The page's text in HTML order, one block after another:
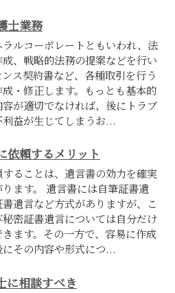
士業務
ルコーポレートともいわれ、法
、戦略的法務の提案などを行い
ス契約書など、各種取引を行う
・修正します。もっとも基本的
が適切でなければ、後にトラブ
益が生じてしまうお...
依頼するメリット
ることは、遺言書の効力を確実
ます。 遺言書には自筆証書遺
遺言など方式がありますが、こ
密証書遺言については自分だけ
ます。その一方で、容易に作成
その内容や形式につ...
に相談すべき